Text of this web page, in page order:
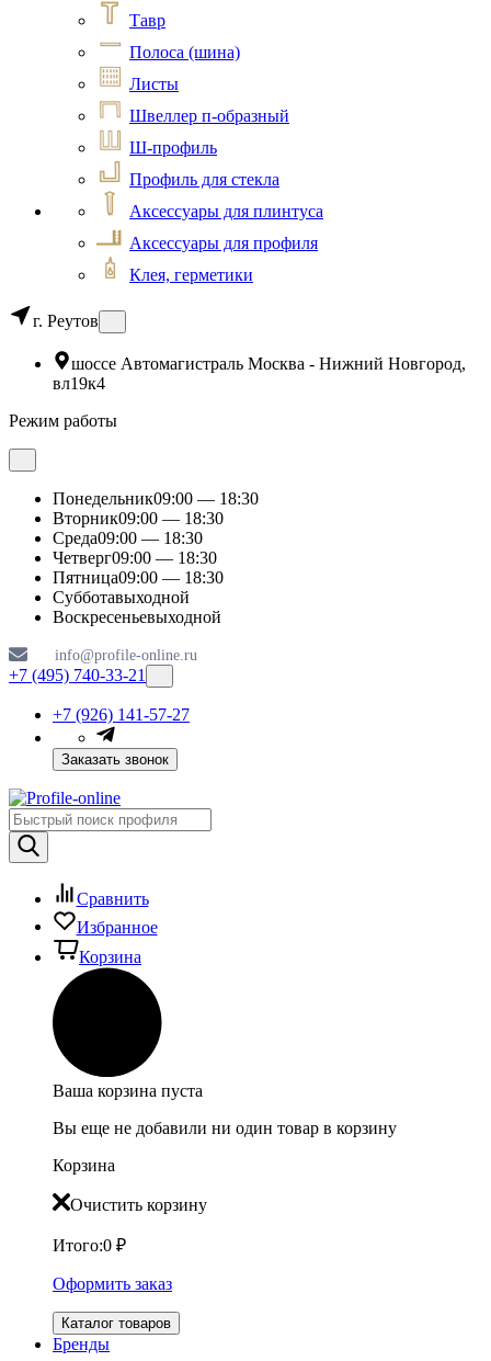
Тавр
Полоса (шина)
Листы
Швеллер п-образный
Ш-профиль
Профиль для стекла
Аксессуары для плинтуса
Аксессуары для профиля
Клея, герметики
г. Реутов
шоссе Автомагистраль Москва - Нижний Новгород,
вл19к4
Режим работы
Понедельник09:00 — 18:30
Вторник09:00 — 18:30
Среда09:00 — 18:30
Четверг09:00 — 18:30
Пятница09:00 — 18:30
Субботавыходной
Воскресеньевыходной
info@profile-online.ru
+7 (495) 740-33-21
+7 (926) 141-57-27
Заказать звонок
Сравнить
Избранное
Корзина
Ваша корзина пуста
Вы еще не добавили ни один товар в корзину
Корзина
Очистить корзину
Итого:0 ₽
Оформить заказ
Каталог товаров
Бренды